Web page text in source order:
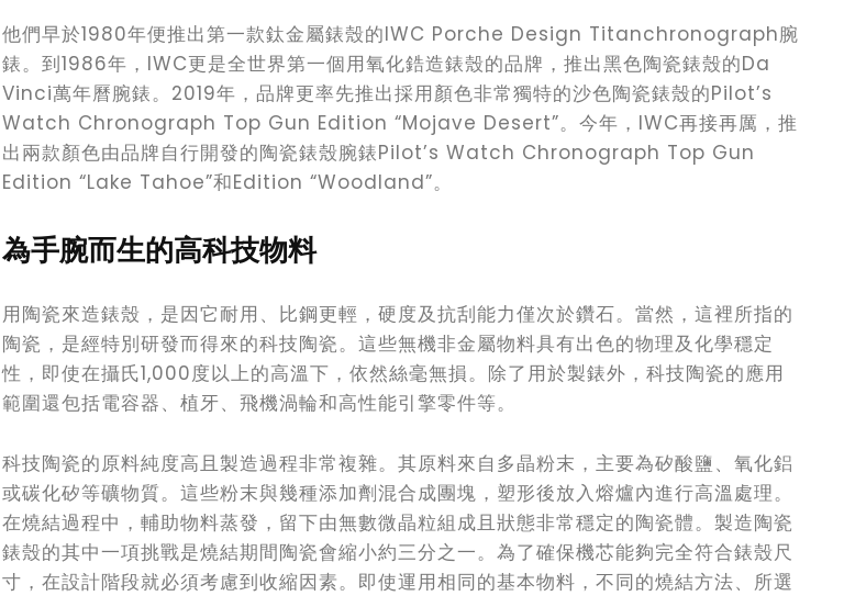
他們早於1980年便推出第一款鈦金屬錶殼的IWC Porche Design Titanchronograph腕
錶。到1986年，IWC更是全世界第一個用氧化鋯造錶殼的品牌，推出黑色陶瓷錶殼的Da
Vinci萬年曆腕錶。2019年，品牌更率先推出採用顏色非常獨特的沙色陶瓷錶殼的Pilot’s
Watch Chronograph Top Gun Edition “Mojave Desert”。今年，IWC再接再厲，推
出兩款顏色由品牌自行開發的陶瓷錶殼腕錶Pilot’s Watch Chronograph Top Gun
Edition “Lake Tahoe”和Edition “Woodland”。
為手腕而生的高科技物料
用陶瓷來造錶殼，是因它耐用、比鋼更輕，硬度及抗刮能力僅次於鑽石。當然，這裡所指的
陶瓷，是經特別研發而得來的科技陶瓷。這些無機非金屬物料具有出色的物理及化學穩定
性，即使在攝氏1,000度以上的高溫下，依然絲毫無損。除了用於製錶外，科技陶瓷的應用
範圍還包括電容器、植牙、飛機渦輪和高性能引擎零件等。
科技陶瓷的原料純度高且製造過程非常複雜。其原料來自多晶粉末，主要為矽酸鹽、氧化鋁
或碳化矽等礦物質。這些粉末與幾種添加劑混合成團塊，塑形後放入熔爐內進行高溫處理。
在燒結過程中，輔助物料蒸發，留下由無數微晶粒組成且狀態非常穩定的陶瓷體。製造陶瓷
錶殼的其中一項挑戰是燒結期間陶瓷會縮小約三分之一。為了確保機芯能夠完全符合錶殼尺
寸，在設計階段就必須考慮到收縮因素。即使運用相同的基本物料，不同的燒結方法、所選